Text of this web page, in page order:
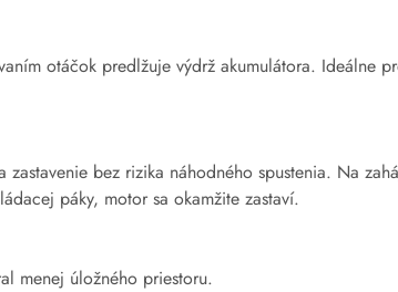
otáčok predlžuje výdrž akumulátora. Ideálne
bez rizika náhodného spustenia. Na
páky, motor sa okamžite zastaví.
menej úložného priestoru.